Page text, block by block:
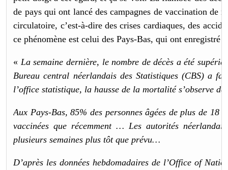
de pays qui ont lancé des campagnes de vaccination de
circulatoire, c’est-à-dire des crises cardiaques, des
ce phénomène est celui des Pays-Bas, qui ont enregistré
« La semaine dernière, le nombre de décès a été
Bureau central néerlandais des Statistiques (CBS) a
l’office statistique, la hausse de la mortalité s’observe
Aux Pays-Bas, 85% des personnes âgées de plus de 18
vaccinées que récemment … Les autorités
plusieurs semaines plus tôt que prévu…
D’après les données hebdomadaires de l’Office of